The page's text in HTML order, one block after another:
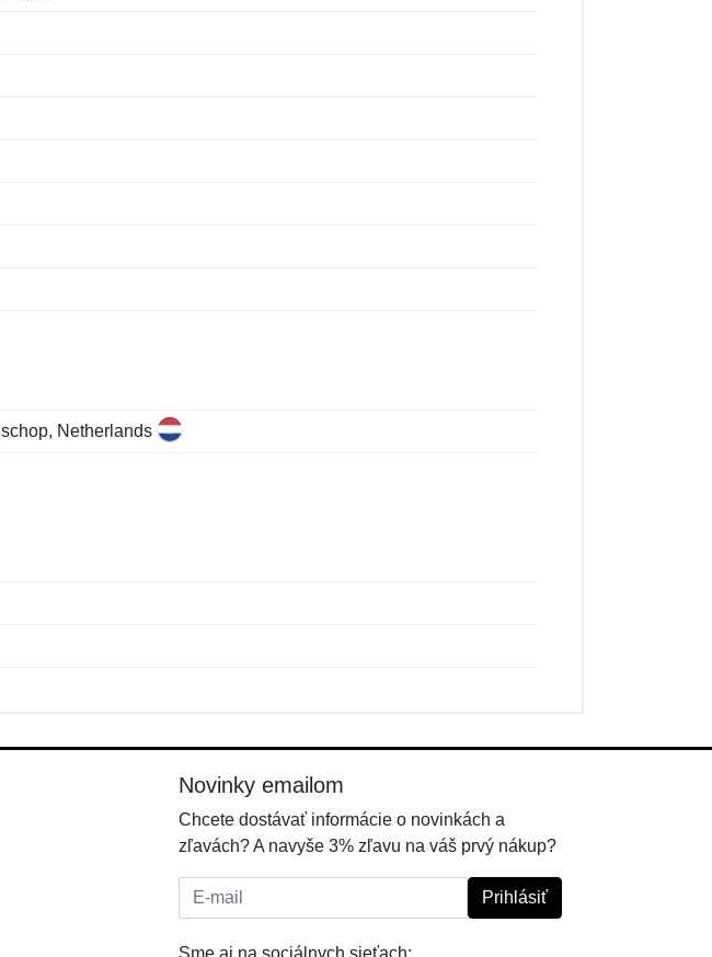
Netherlands
Novinky emailom
Chcete dostávať informácie o novinkách a
zľavách? A navyše 3% zľavu na váš prvý nákup?
E-mail: Prihlásiť
Sme aj na sociálnych sieťach: